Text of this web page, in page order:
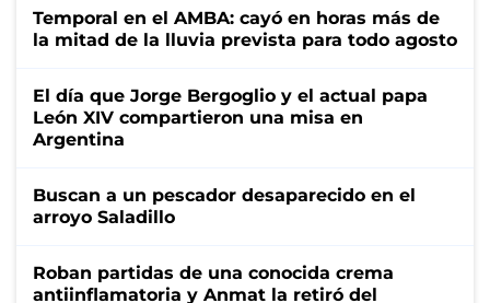
Temporal en el AMBA: cayó en horas más de
la mitad de la lluvia prevista para todo agosto
El día que Jorge Bergoglio y el actual papa
León XIV compartieron una misa en
Argentina
Buscan a un pescador desaparecido en el
arroyo Saladillo
Roban partidas de una conocida crema
antiinflamatoria y Anmat la retiró del